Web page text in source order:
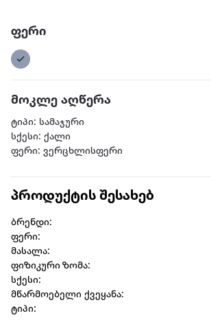
ფერი
მოკლე აღწერა
ტიპი: სამაჯური
სქესი: ქალი
ფერი: ვერცხლისფერი
პროდუქტის შესახებ
ბრენდი:
ფერი:
მასალა:
ფიზიკური ზომა:
სქესი:
მწარმოებელი ქვეყანა:
ტიპი: